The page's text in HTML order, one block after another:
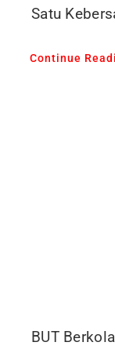
Satu
Continue
BUT